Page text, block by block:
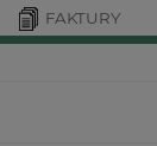
FAKTURY